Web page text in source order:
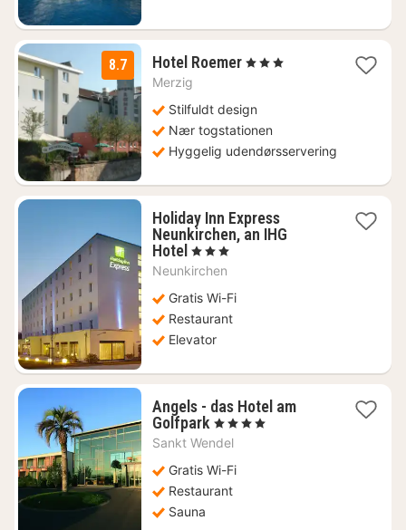
8.7 Hotel Roemer1
860
kr.
, 3 Stjerner
Merzig
Stilfuldt design
Nær togstationen
Hyggelig udendørsservering
Holiday Inn Express
Neunkirchen, an IHG
Hotel 1
nat
564
kr.
, 3 Stjerner
Neunkirchen
Gratis Wi-Fi
Restaurant
Elevator
Angels - das Hotel am
Golfpark 1
nat
1230
kr.
, 4 Stjerner
Sankt Wendel
Gratis Wi-Fi
Restaurant
Sauna